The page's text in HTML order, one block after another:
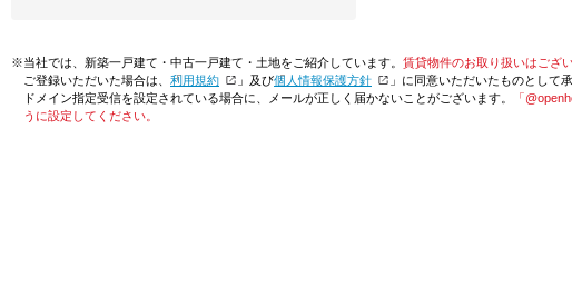
※当社では、新築一戸建て・中古一戸建て・土地をご紹介しています。 賃貸物件のお取り扱いはござ
ご登録いただいた場合は、「利用規約 」及び「個人情報保護方針
」に同意いただいたものとして承
ドメイン指定受信を設定されている場合に、メールが正しく届かないことがございます。
「
うに設定してください。